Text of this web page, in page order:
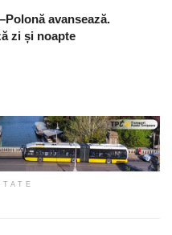
avansează.
zi și noapte